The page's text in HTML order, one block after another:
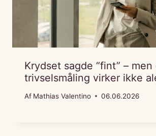
Krydset sagde “fint” – men
trivselsmåling virker ikke
Af Mathias Valentino 06.06.2026